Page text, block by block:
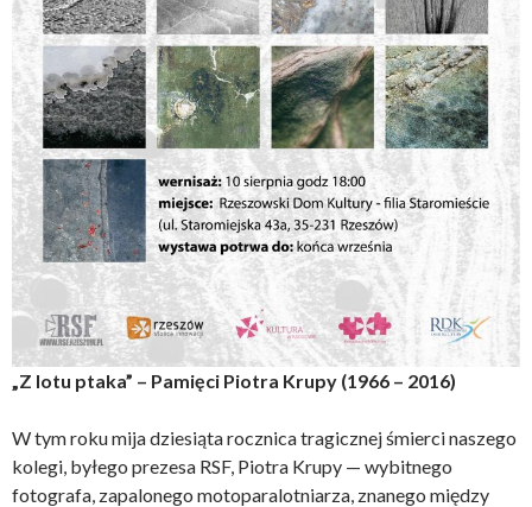
„Z lotu ptaka” – Pamięci Piotra Krupy (1966 – 2016)
W tym roku mija dziesiąta rocznica tragicznej śmierci naszego
kolegi, byłego prezesa RSF, Piotra Krupy — wybitnego
fotografa, zapalonego motoparalotniarza, znanego między